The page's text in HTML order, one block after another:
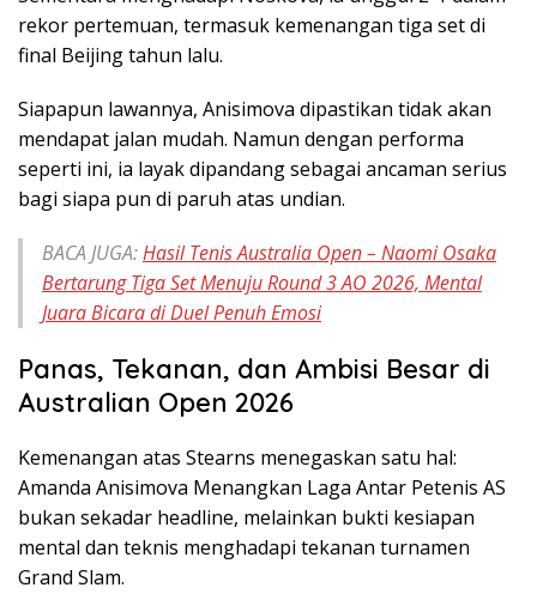
rekor pertemuan, termasuk kemenangan tiga set di
final Beijing tahun lalu.
Siapapun lawannya, Anisimova dipastikan tidak akan
mendapat jalan mudah. Namun dengan performa
seperti ini, ia layak dipandang sebagai ancaman serius
bagi siapa pun di paruh atas undian.
BACA JUGA:Hasil Tenis Australia Open – Naomi Osaka
Bertarung Tiga Set Menuju Round 3 AO 2026, Mental
Juara Bicara di Duel Penuh Emosi
Panas, Tekanan, dan Ambisi Besar di
Australian Open 2026
Kemenangan atas Stearns menegaskan satu hal:
Amanda Anisimova Menangkan Laga Antar Petenis AS
bukan sekadar headline, melainkan bukti kesiapan
mental dan teknis menghadapi tekanan turnamen
Grand Slam.